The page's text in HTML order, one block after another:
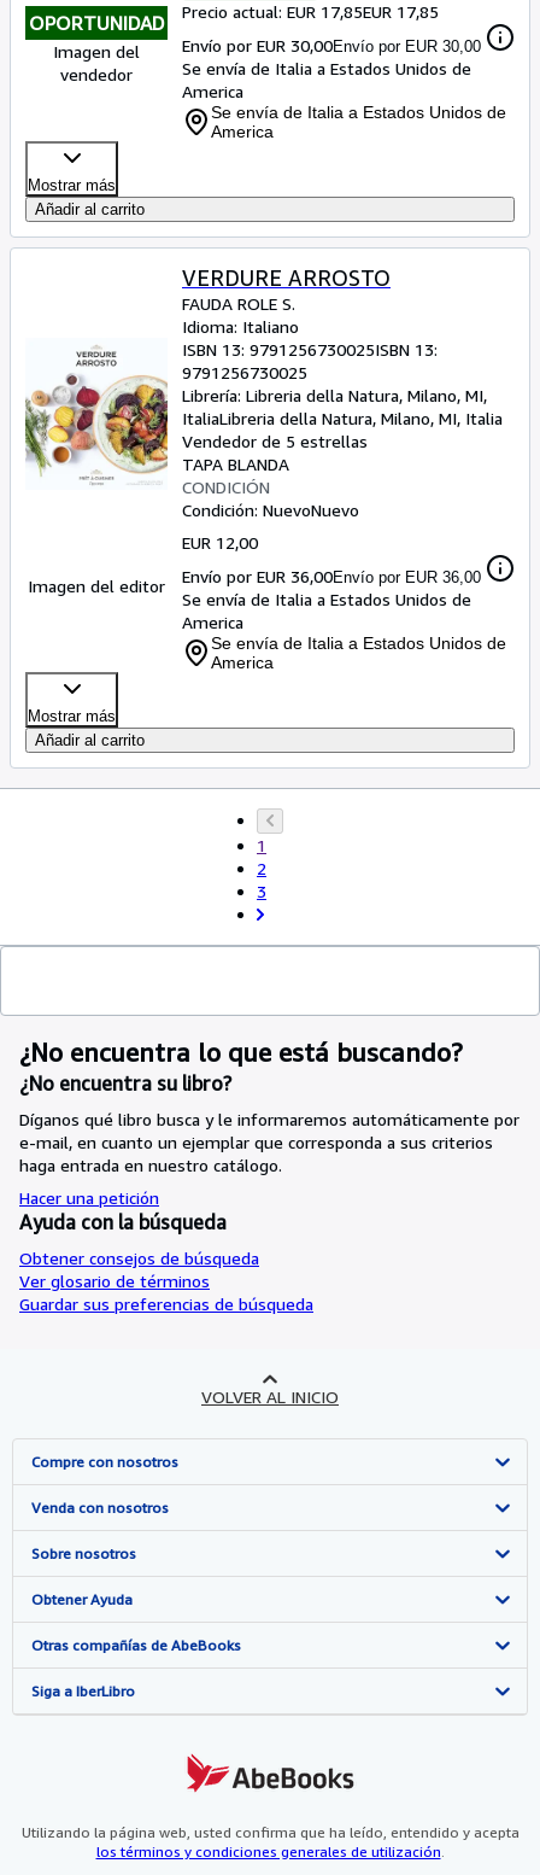
OPORTUNIDAD
Imagen del
vendedor
Precio actual: EUR 17,85EUR 17,85
Envío por EUR 30,00Envío por EUR 30,00
Se envía de Italia a Estados Unidos de
America
Se envía de Italia a Estados Unidos de
America
Mostrar más
Añadir al carrito
Imagen del editor
VERDURE ARROSTO
FAUDA ROLE S.
Idioma: Italiano
ISBN 13: 9791256730025ISBN 13:
9791256730025
Librería: Libreria della Natura, Milano, MI,
ItaliaLibreria della Natura, Milano, MI, Italia
Vendedor de 5 estrellas
TAPA BLANDA
CONDICIÓN
Condición: NuevoNuevo
EUR 12,00
Envío por EUR 36,00Envío por EUR 36,00
Se envía de Italia a Estados Unidos de
America
Se envía de Italia a Estados Unidos de
America
Mostrar más
Añadir al carrito
1
2
3
¿No encuentra lo que está buscando?
¿No encuentra su libro?
Díganos qué libro busca y le informaremos automáticamente por
e-mail, en cuanto un ejemplar que corresponda a sus criterios
haga entrada en nuestro catálogo.
Hacer una petición
Ayuda con la búsqueda
Obtener consejos de búsqueda
Ver glosario de términos
Guardar sus preferencias de búsqueda
VOLVER AL INICIO
Compre con nosotros
Búsqueda avanzada
Colecciones
Mi cuenta
Mis pedidos
Ver carrito
Venda con nosotros
Comenzar a vender
Únase a nuestro programa de afiliados
Recomiende un vendedor
Sobre nosotros
Sobre IberLibro
Medios
Empleo
Preferencias de cookies
Aviso de cookies
Obtener Ayuda
Preguntas frecuentes y guías
Atención al Cliente
Otras compañías de AbeBooks
AbeBooks.com
AbeBooks.fr
Siga a IberLibro
Utilizando la página web, usted confirma que ha leído, entendido y acepta
los términos y condiciones generales de utilización.